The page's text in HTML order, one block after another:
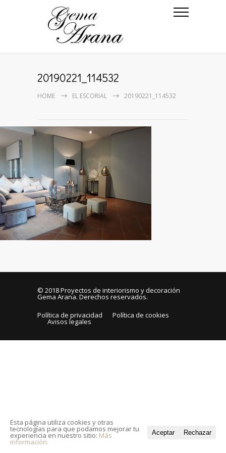
20190221_114532
HOME EL ESCORIAL 20190221_114532
© 2018Proyectos de interiorismo y decoración
Gema Arana. Derechos reservados.
Política de privacidad
Política de cookies
Avisos legales
Esta página utiliza cookies y otras
tecnologías para que podamos mejorar tu
experiencia en nuestro sitio: Más
información.
Aceptar Rechazar